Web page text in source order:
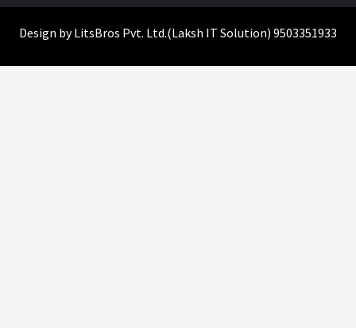
Design byLitsBros Pvt. Ltd.(Laksh IT Solution) 9503351933